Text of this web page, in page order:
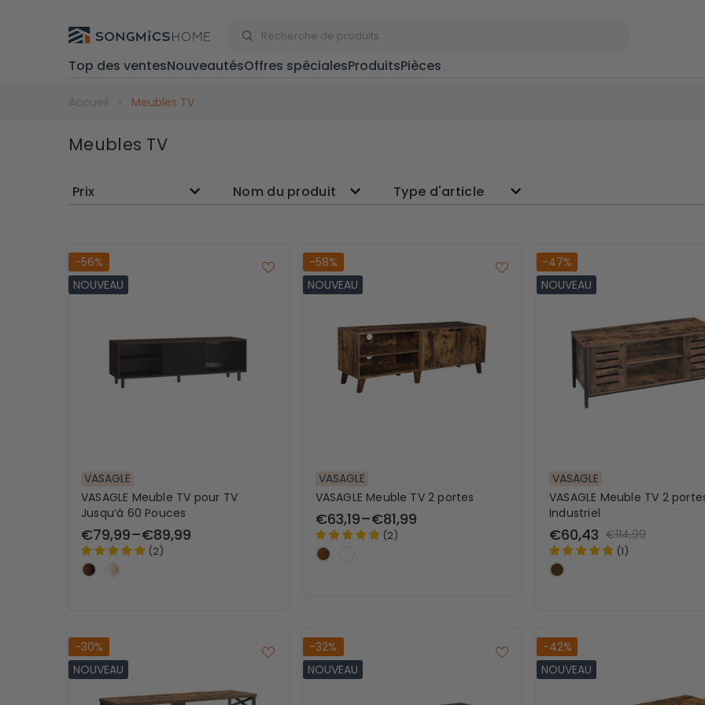
Top des ventesNouveautésOffres spécialesProduits
Bancs de
rangement
Étagères à épices
Égouttoirs à
Rangements de
Noël
Portemanteaux sur
Pièces
Accueil Meubles TV
Meubles TV
Prix Nom du produit Type d'article
-56%
NOUVEAU
VASAGLE
VASAGLE Meuble TV pour TV
Jusqu’à 60 Pouces
€79,99–€89,99
(2)
-58%
NOUVEAU
VASAGLE
VASAGLE Meuble TV 2 portes
€63,19–€81,99
(2)
-47%
NOUVEAU
VASAGLE
VASAGLE Meuble TV 2
Industriel
€60,43 €114,99
(1)
-30%
NOUVEAU
-32%
NOUVEAU
-42%
NOUVEAU